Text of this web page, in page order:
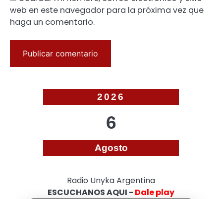
web en este navegador para la próxima vez que
haga un comentario.
2026
6
Agosto
Radio Unyka Argentina
ESCUCHANOS AQUI - Dale play